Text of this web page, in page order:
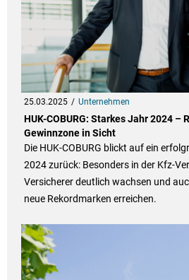
25.03.2025 Unternehmen
HUK-COBURG: Starkes Jahr 2024 –
Gewinnzone in Sicht
Die HUK-COBURG blickt auf ein
2024 zurück: Besonders in der Kfz-
Versicherer deutlich wachsen und
neue Rekordmarken erreichen.